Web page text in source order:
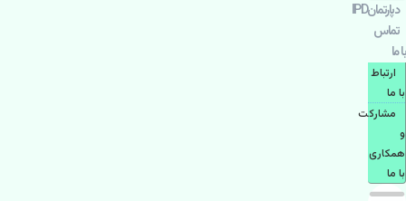
دپارتمانIPD
تماس
با ما
ارتباط
با ما
مشاركت
و
همكاری
با ما